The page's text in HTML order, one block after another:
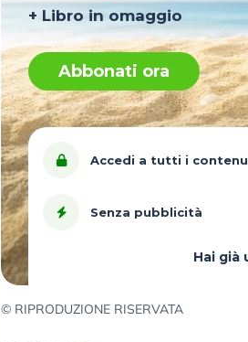
+ Libro in omaggio
Abbonati ora
Accedi a tutti i
Senza pubblicità
Hai già
© RIPRODUZIONE RISERVATA